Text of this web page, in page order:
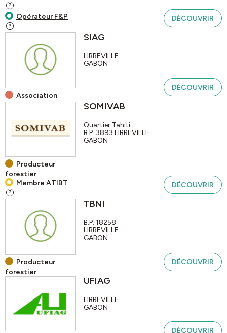
?
Opérateur F&P
?
DÉCOUVRIR
Association
SIAG
LIBREVILLE
GABON
DÉCOUVRIR
Producteur
forestier
Membre ATIBT
?
SOMIVAB
Quartier Tahiti
B.P. 3893 LIBREVILLE
GABON
DÉCOUVRIR
Producteur
forestier
TBNI
B.P. 18258
LIBREVILLE
GABON
DÉCOUVRIR
UFIAG
LIBREVILLE
GABON
DÉCOUVRIR